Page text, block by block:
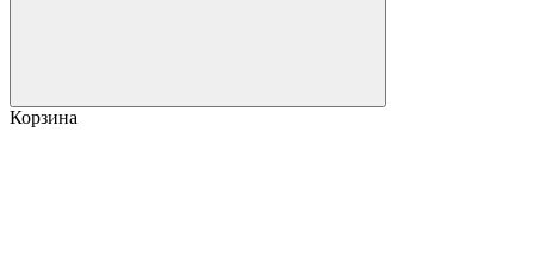
Корзина